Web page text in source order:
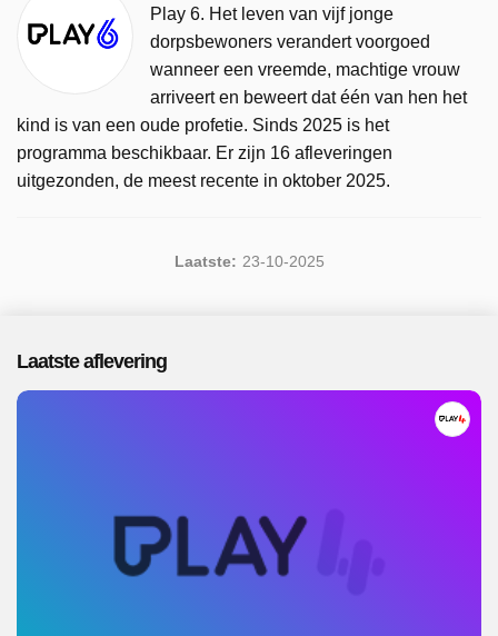
Play 6. Het leven van vijf jonge
dorpsbewoners verandert voorgoed
wanneer een vreemde, machtige vrouw
arriveert en beweert dat één van hen het
kind is van een oude profetie. Sinds 2025 is het
programma beschikbaar. Er zijn 16 afleveringen
uitgezonden, de meest recente in oktober 2025.
Laatste: 23-10-2025
Laatste aflevering